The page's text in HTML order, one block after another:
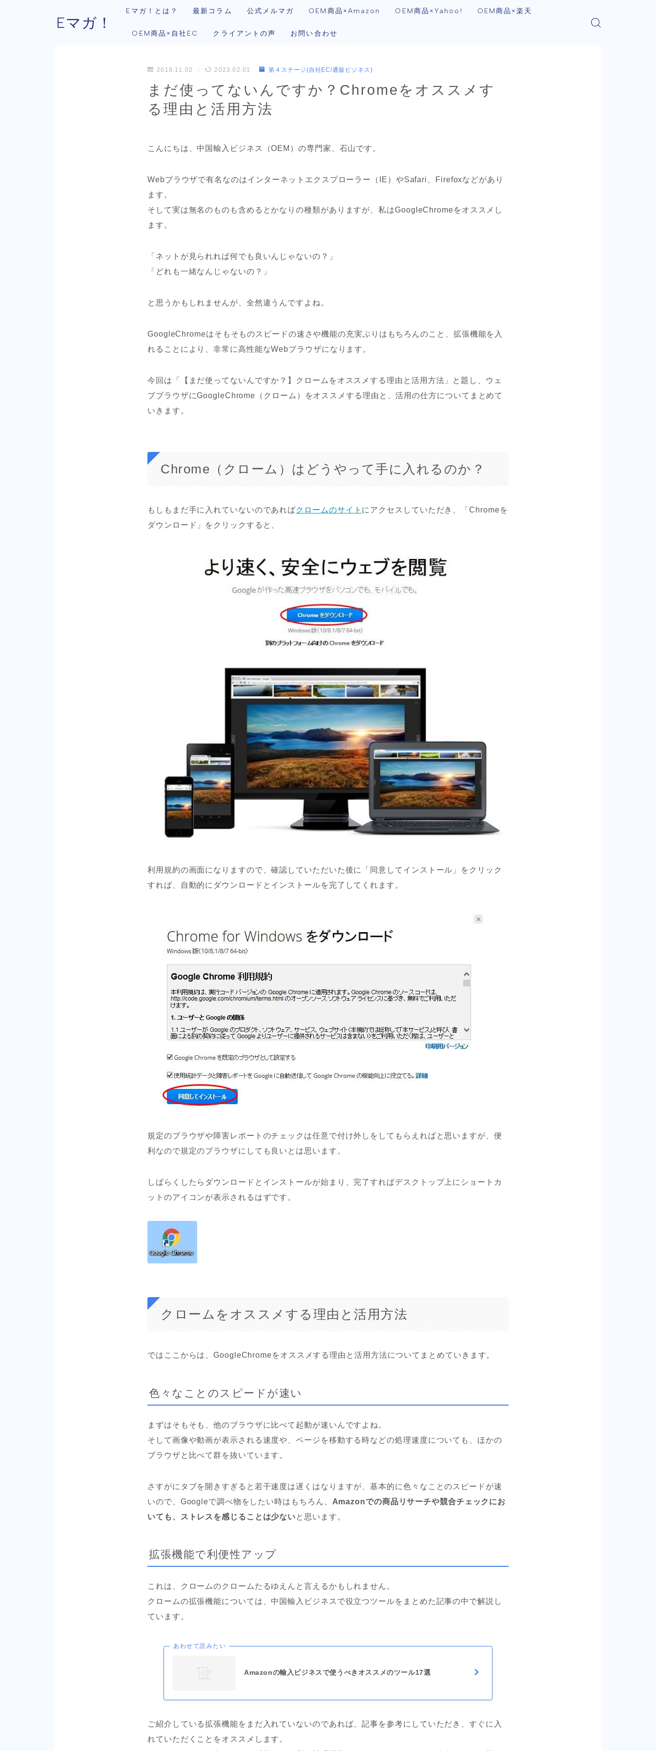
Eマガ！
Eマガ！とは？ 最新コラム 公式メルマガ OEM商品×Amazon OEM商品×Yahoo! OEM商品×楽天
OEM商品×自社EC クライアントの声 お問い合わせ
2018.11.02 2023.02.01 第４ステージ(自社EC/通販ビジネス)
まだ使ってないんですか？Chromeをオススメす
る理由と活用方法
こんにちは、中国輸入ビジネス（OEM）の専門家、石山です。
Webブラウザで有名なのはインターネットエクスプローラー（IE）やSafari、Firefoxなどがあり
ます。
そして実は無名のものも含めるとかなりの種類がありますが、私はGoogleChromeをオススメし
ます。
「ネットが見られれば何でも良いんじゃないの？」
「どれも一緒なんじゃないの？」
と思うかもしれませんが、全然違うんですよね。
GoogleChromeはそもそものスピードの速さや機能の充実ぶりはもちろんのこと、拡張機能を入
れることにより、非常に高性能なWebブラウザになります。
今回は「【まだ使ってないんですか？】クロームをオススメする理由と活用方法」と題し、ウェ
ブブラウザにGoogleChrome（クローム）をオススメする理由と、活用の仕方についてまとめて
いきます。
Chrome（クローム）はどうやって手に入れるのか？
もしもまだ手に入れていないのであればクロームのサイト にアクセスしていただき、「Chromeを
ダウンロード」をクリックすると、
利用規約の画面になりますので、確認していただいた後に「同意してインストール」をクリック
すれば、自動的にダウンロードとインストールを完了してくれます。
規定のブラウザや障害レポートのチェックは任意で付け外しをしてもらえればと思いますが、便
利なので規定のブラウザにしても良いとは思います。
しばらくしたらダウンロードとインストールが始まり、完了すればデスクトップ上にショートカ
ットのアイコンが表示されるはずです。
クロームをオススメする理由と活用方法
ではここからは、GoogleChromeをオススメする理由と活用方法についてまとめていきます。
色々なことのスピードが速い
まずはそもそも、他のブラウザに比べて起動が速いんですよね。
そして画像や動画が表示される速度や、ページを移動する時などの処理速度についても、ほかの
ブラウザと比べて群を抜いています。
さすがにタブを開きすぎると若干速度は遅くはなりますが、基本的に色々なことのスピードが速
いので、Googleで調べ物をしたい時はもちろん、 Amazonでの商品リサーチや競合チェックにお
いても、ストレスを感じることは少ないと思います。
拡張機能で利便性アップ
これは、クロームのクロームたるゆえんと言えるかもしれません。
クロームの拡張機能については、中国輸入ビジネスで役立つツールをまとめた記事の中で解説し
ています。
あわせて読みたい
Amazonの輸入ビジネスで使うべきオススメのツール17選
ご紹介している拡張機能をまだ入れていないのであれば、記事を参考にしていただき、すぐに入
れていただくことをオススメします。